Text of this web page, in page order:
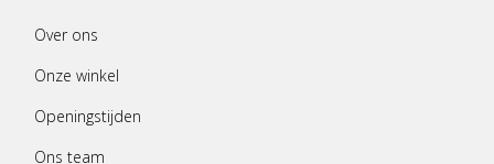
Over ons
Onze winkel
Openingstijden
Ons team